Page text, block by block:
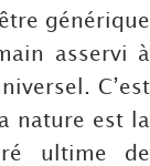
générique
asservi à
C’est
nature est la
ultime de